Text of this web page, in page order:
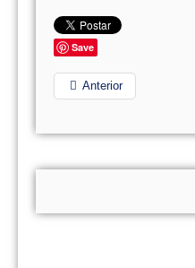
Save
Anterior